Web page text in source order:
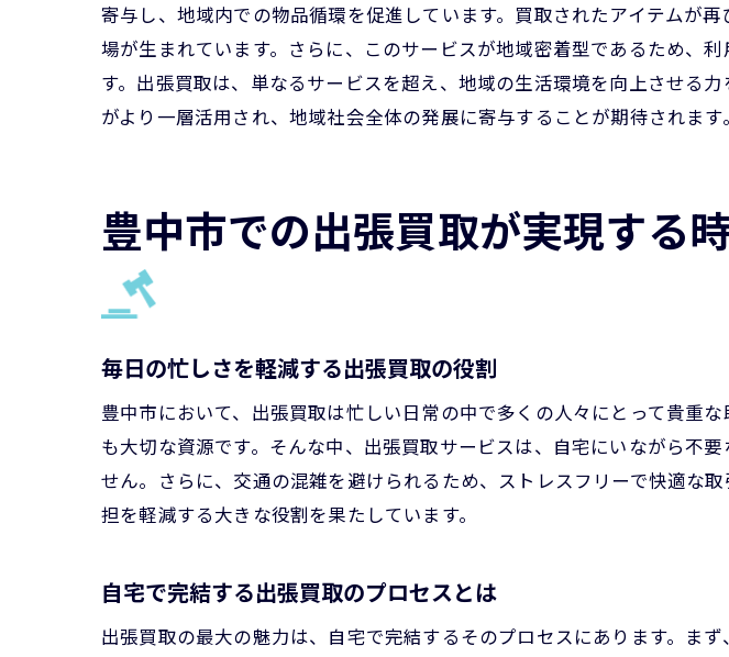
専門家による査定
出張買取が提供す
不安を解消する出
豊中市で信頼でき
精神的な余裕を生
ストレスを軽減す
心の健康を促進す
寄与し、地域内での物品循環を促進しています。買取されたアイテムが
場が生まれています。さらに、このサービスが地域密着型であるため、
す。出張買取は、単なるサービスを超え、地域の生活環境を向上させる
がより一層活用され、地域社会全体の発展に寄与することが期待されま
豊中市での出張買取が実現する
毎日の忙しさを軽減する出張買取の役割
豊中市において、出張買取は忙しい日常の中で多くの人々にとって貴重
も大切な資源です。そんな中、出張買取サービスは、自宅にいながら不
せん。さらに、交通の混雑を避けられるため、ストレスフリーで快適な
担を軽減する大きな役割を果たしています。
自宅で完結する出張買取のプロセスとは
出張買取の最大の魅力は、自宅で完結するそのプロセスにあります。ま